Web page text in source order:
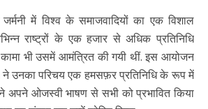
में विश्व के समाजवादियों का एक विशाल
राष्ट्रों के एक हजार से अधिक प्रतिनिधि
कामा भी उसमें आमंत्रित की गयी थीं. इस आयोजन
उनका परिचय एक हमसफ़र प्रतिनिधि के रूप में
ने अपने ओजस्वी भाषण से सभी को प्रभावित किया